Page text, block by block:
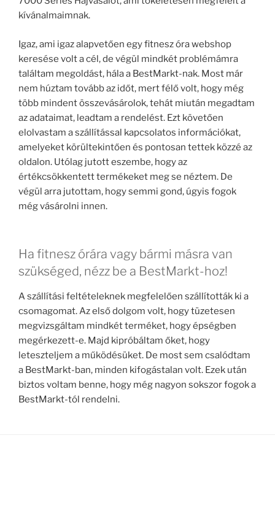
kívánalmaimnak.
Igaz, ami igaz alapvetően egy fitnesz óra webshop
keresése volt a cél, de végül mindkét problémámra
találtam megoldást, hála a BestMarkt-nak. Most már
nem húztam tovább az időt, mert félő volt, hogy még
több mindent összevásárolok, tehát miután megadtam
az adataimat, leadtam a rendelést. Ezt követően
elolvastam a szállítással kapcsolatos információkat,
amelyeket körültekintően és pontosan tettek közzé az
oldalon. Utólag jutott eszembe, hogy az
értékcsökkentett termékeket meg se néztem. De
végül arra jutottam, hogy semmi gond, úgyis fogok
még vásárolni innen.
Ha fitnesz órára vagy bármi másra van
szükséged, nézz be a BestMarkt-hoz!
A szállítási feltételeknek megfelelően szállították ki a
csomagomat. Az első dolgom volt, hogy tüzetesen
megvizsgáltam mindkét terméket, hogy épségben
megérkezett-e. Majd kipróbáltam őket, hogy
leteszteljem a működésüket. De most sem csalódtam
a BestMarkt-ban, minden kifogástalan volt. Ezek után
biztos voltam benne, hogy még nagyon sokszor fogok a
BestMarkt-tól rendelni.